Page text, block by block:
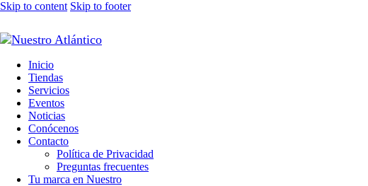
Skip to content Skip to footer
Inicio
Tiendas
Servicios
Eventos
Noticias
Conócenos
Contacto
Política de Privacidad
Preguntas frecuentes
Tu marca en Nuestro